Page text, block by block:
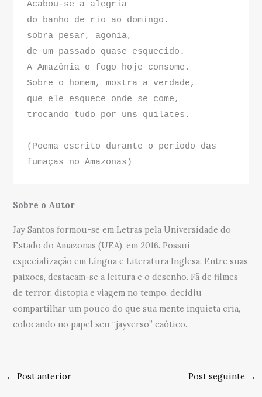
Acabou-se a alegria
do banho de rio ao domingo.
sobra pesar, agonia,
de um passado quase esquecido.
A Amazônia o fogo hoje consome.
Sobre o homem, mostra a verdade,
que ele esquece onde se come,
trocando tudo por uns quilates.
(Poema escrito durante o período das
fumaças no Amazonas)
Sobre o Autor
Jay Santos formou-se em Letras pela Universidade do
Estado do Amazonas (UEA), em 2016. Possui
especialização em Língua e Literatura Inglesa. Entre suas
paixões, destacam-se a leitura e o desenho. Fã de filmes
de terror, distopia e viagem no tempo, decidiu
compartilhar um pouco do que sua mente inquieta cria,
colocando no papel seu “jayverso” caótico.
← Post anterior Post seguinte →